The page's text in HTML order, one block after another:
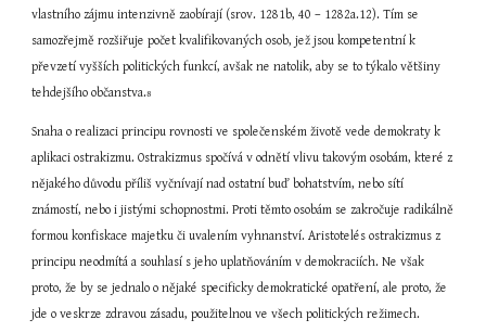
vlastního zájmu intenzivně zaobírají (srov. 1281b, 40 – 1282a.12). Tím se
samozřejmě rozšiřuje počet kvalifikovaných osob, jež jsou kompetentní k
převzetí vyšších politických funkcí, avšak ne natolik, aby se to týkalo většiny
tehdejšího občanstva.8
Snaha o realizaci principu rovnosti ve společenském životě vede demokraty k
aplikaci ostrakizmu. Ostrakizmus spočívá v odnětí vlivu takovým osobám, které z
nějakého důvodu příliš vyčnívají nad ostatní buď bohatstvím, nebo sítí
známostí, nebo i jistými schopnostmi. Proti těmto osobám se zakročuje radikálně
formou konfiskace majetku či uvalením vyhnanství. Aristotelés ostrakizmus z
principu neodmítá a souhlasí s jeho uplatňováním v demokraciích. Ne však
proto, že by se jednalo o nějaké specificky demokratické opatření, ale proto, že
jde o veskrze zdravou zásadu, použitelnou ve všech politických režimech.